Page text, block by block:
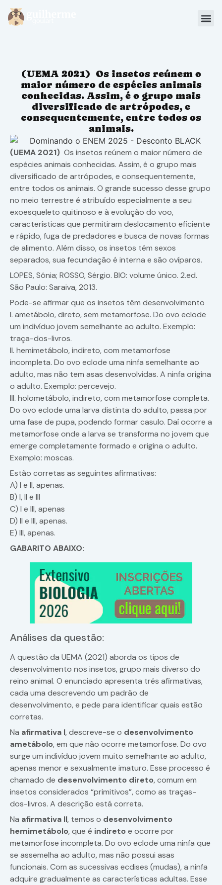
Sou Aluno
(UEMA 2021) Os insetos reúnem o
maior número de espécies animais
conhecidas. Assim, é o grupo mais
diversificado de artrópodes, e
consequentemente, entre todos os
animais.
(UEMA 2021) Os insetos reúnem o maior número de
espécies animais conhecidas. Assim, é o grupo mais
diversificado de artrópodes, e consequentemente,
entre todos os animais. O grande sucesso desse grupo
no meio terrestre é atribuído especialmente a seu
exoesqueleto quitinoso e à evolução do voo,
características que permitiram deslocamento eficiente
e rápido, fuga de predadores e busca de novas formas
de alimento. Além disso, os insetos têm sexos
separados, sua fecundação é interna e são ovíparos.
LOPES, Sônia; ROSSO, Sérgio. BIO: volume único. 2.ed.
São Paulo: Saraiva, 2013.
Pode-se afirmar que os insetos têm desenvolvimento
I. ametábolo, direto, sem metamorfose. Do ovo eclode
um indivíduo jovem semelhante ao adulto. Exemplo:
traça-dos-livros.
II. hemimetábolo, indireto, com metamorfose
incompleta. Do ovo eclode uma ninfa semelhante ao
adulto, mas não tem asas desenvolvidas. A ninfa origina
o adulto. Exemplo: percevejo.
III. holometábolo, indireto, com metamorfose completa.
Do ovo eclode uma larva distinta do adulto, passa por
uma fase de pupa, podendo formar casulo. Daí ocorre a
metamorfose onde a larva se transforma no jovem que
emerge completamente formado e origina o adulto.
Exemplo: moscas.
Estão corretas as seguintes afirmativas:
A) I e II, apenas.
B) I, II e III
C) I e III, apenas
D) II e III, apenas.
E) III, apenas.
GABARITO ABAIXO:
Análises da questão:
A questão da UEMA (2021) aborda os tipos de
desenvolvimento nos insetos, grupo mais diverso do
reino animal. O enunciado apresenta três afirmativas,
cada uma descrevendo um padrão de
desenvolvimento, e pede para identificar quais estão
corretas.
Na afirmativa I, descreve-se o desenvolvimento
ametábolo, em que não ocorre metamorfose. Do ovo
surge um indivíduo jovem muito semelhante ao adulto,
apenas menor e sexualmente imaturo. Esse processo é
chamado de desenvolvimento direto, comum em
insetos considerados “primitivos”, como as traças-
dos-livros. A descrição está correta.
Na afirmativa II, temos o desenvolvimento
hemimetábolo, que é indireto e ocorre por
metamorfose incompleta. Do ovo eclode uma ninfa que
se assemelha ao adulto, mas não possui asas
funcionais. Com as sucessivas ecdises (mudas), a ninfa
adquire gradualmente as características adultas. Esse